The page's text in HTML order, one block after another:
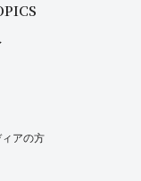
アの方